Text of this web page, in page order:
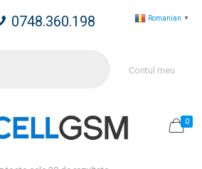
0748.360.198
Contul meu
0
Romanian ▼